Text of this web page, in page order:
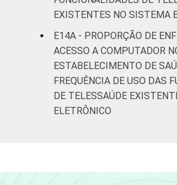
EXISTENTES NO SISTEMA
E14A - PROPORÇÃO DE
ACESSO A COMPUTADOR
ESTABELECIMENTO DE
FREQUÊNCIA DE USO DAS
DE TELESSAÚDE
ELETRÔNICO